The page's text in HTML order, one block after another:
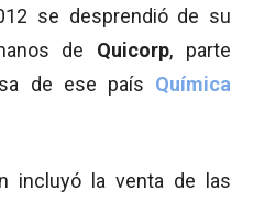
se desprendió de su
de Quicorp, parte
de ese país Química
incluyó la venta de las